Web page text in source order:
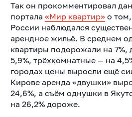
Так он прокомментировал
портала «Мир квартир»о том,
России наблюдался
арендное жильё. В среднем
квартиры подорожали на 7%,
5,9%, трёхкомнатные — на
городах цены выросли ещё
Кирове аренда «двушки»
24,6%, а съём однушки в
на 26,2% дороже.